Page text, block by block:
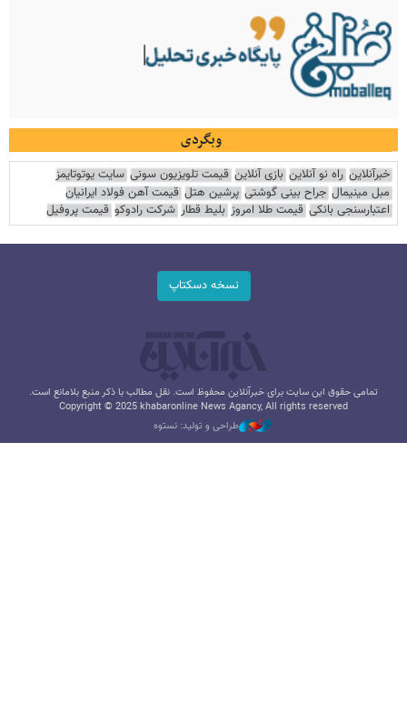
وبگردی
خبرآنلاین راه نو آنلاین بازی آنلاین قیمت تلویزیون سونی سایت یوتوتایمز
مبل مینیمال جراح بینی گوشتی پرشین هتل قیمت آهن فولاد ایرانیان
اعتبارسنجی بانکی قیمت طلا امروز بلیط قطار شرکت رادوکو قیمت پروفیل
نسخه دسکتاپ
تمامی حقوق این سایت برای خبرآنلاین محفوظ است. نقل مطالب با ذکر منبع بلامانع است.
Copyright © 2025 khabaronline News Agancy, All rights reserved
طراحی و تولید: نستوه